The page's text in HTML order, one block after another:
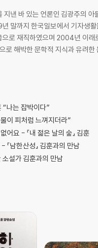
낸 바 있는 언론인 김광주의
말까지 한국일보에서 기자생
이래로 전업작가로 활동하고 있다. 1986년 [한국일보]
로 해박한 문학적 지식과 유려한
나는 잡박이다”
이 피처럼 느껴지더라”
어요 - 『내 젊은 날의 숲』 김훈
남한산성』 김훈과의 만남
소설가 김훈과의 만남